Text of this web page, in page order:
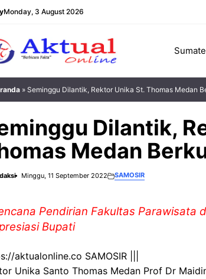
Monday, 3 August 2026
» Seminggu Dilantik, Rektor Unika St. Thomas Medan
Dilantik,
Medan
Minggu, 11 September 2022 SAMOSIR
Pendirian Fakultas Parawisata
Bupati
aktualonline.co SAMOSIR |||
Unika Santo Thomas Medan Prof Dr